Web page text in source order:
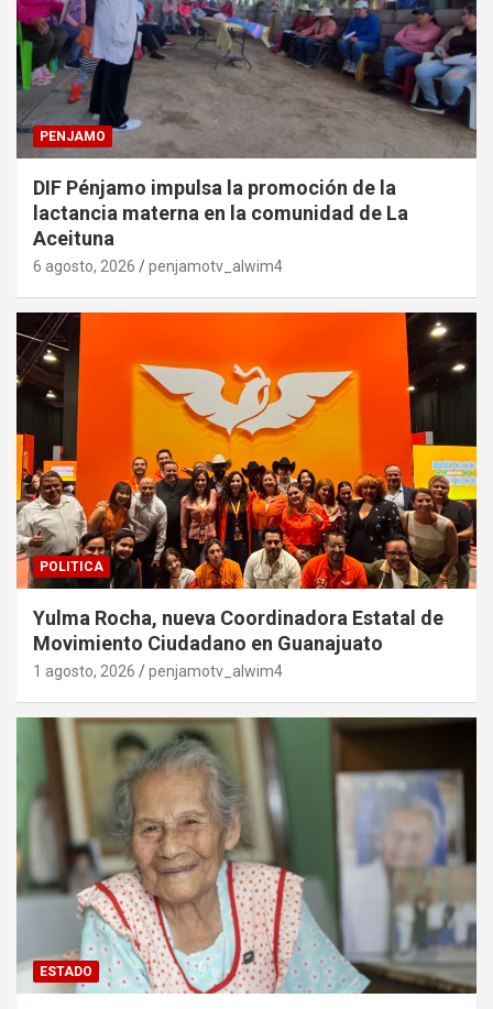
PENJAMO
DIF Pénjamo impulsa la promoción de la
lactancia materna en la comunidad de La
Aceituna
6 agosto, 2026 penjamotv_alwim4
POLITICA
Yulma Rocha, nueva Coordinadora Estatal de
Movimiento Ciudadano en Guanajuato
1 agosto, 2026 penjamotv_alwim4
ESTADO